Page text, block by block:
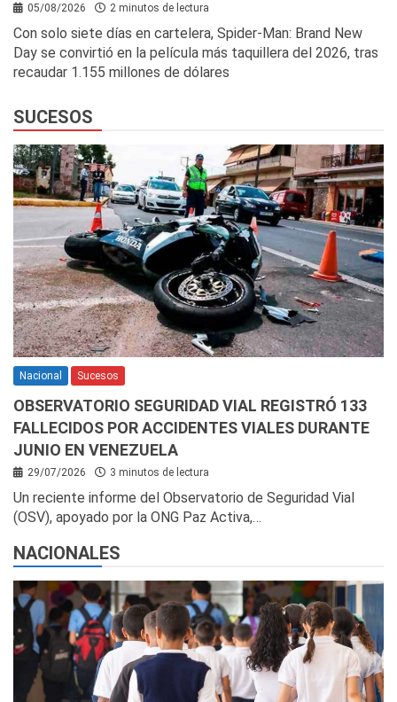
05/08/2026 2 minutos de lectura
Con solo siete días en cartelera, Spider-Man: Brand New
Day se convirtió en la película más taquillera del 2026, tras
recaudar 1.155 millones de dólares
SUCESOS
Nacional Sucesos
OBSERVATORIO SEGURIDAD VIAL REGISTRÓ 133
FALLECIDOS POR ACCIDENTES VIALES DURANTE
JUNIO EN VENEZUELA
29/07/2026 3 minutos de lectura
Un reciente informe del Observatorio de Seguridad Vial
(OSV), apoyado por la ONG Paz Activa,…
NACIONALES